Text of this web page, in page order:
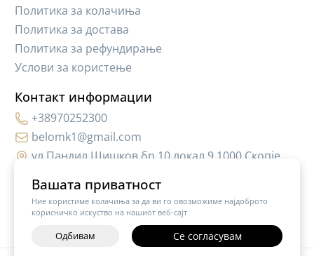
Вашата приватност
Ние користиме колачиња за да ви го овозможиме најдоброто
корисничко искуство на нашиот веб-сајт
Одбивам Се согласувам
Политика за колачиња
Политика за достава
Политика за рефундирање
Услови за користење
Контакт информации
+38970252300
belomk1@gmail.com
ул.Пандил Шишков бр.10,локал 9 1000 Скопје